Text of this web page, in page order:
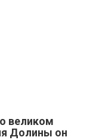
великом
Долины он